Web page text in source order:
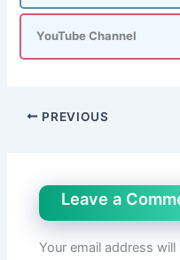
YouTube Channel
PREVIOUS
Leave a
Your email address